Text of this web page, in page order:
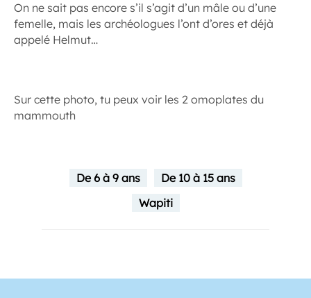
On ne sait pas encore s’il s’agit d’un mâle ou d’une
femelle, mais les archéologues l’ont d’ores et déjà
appelé Helmut…
Sur cette photo, tu peux voir les 2 omoplates du
mammouth
De 6 à 9 ans
De 10 à 15 ans
Wapiti